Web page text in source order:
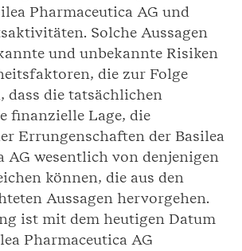
Pharmaceutica AG und
Solche Aussagen
und unbekannte Risiken
die zur Folge
dass die tatsächlichen
finanzielle Lage, die
Errungenschaften der Basilea
AG wesentlich von denjenigen
können, die aus den
Aussagen hervorgehen.
ist mit dem heutigen Datum
Pharmaceutica AG